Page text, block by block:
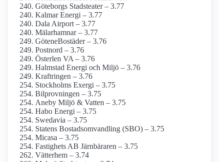
Göteborgs Stadsteater – 3.77
Kalmar Energi – 3.77
Dala Airport – 3.77
Mälarhamnar – 3.77
GöteneBostäder – 3.76
Postnord – 3.76
Österlen VA – 3.76
Halmstad Energi och Miljö – 3.76
Kraftringen – 3.76
Stockholms Exergi – 3.75
Bilprovningen – 3.75
Aneby Miljö & Vatten – 3.75
Habo Energi – 3.75
Swedavia – 3.75
Statens Bostads­omvandling (SBO) – 3.75
Micasa – 3.75
Fastighets AB Järnbäraren – 3.75
Vätterhem – 3.74